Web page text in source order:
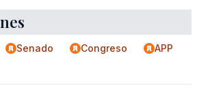
Senado Congreso
APP